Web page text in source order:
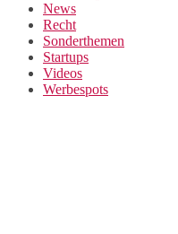
News
Recht
Sonderthemen
Startups
Videos
Werbespots